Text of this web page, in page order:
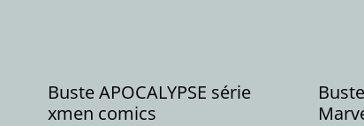
Buste APOCALYPSE série
xmen comics